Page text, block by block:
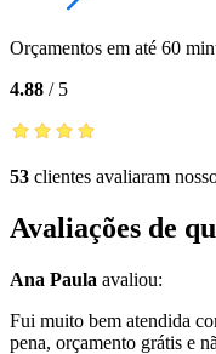
Orçamentos em até 60
4.88 / 5
53 clientes avaliaram
Avaliações de
Ana Paula avaliou:
Fui muito bem atendida
pena, orçamento grátis e